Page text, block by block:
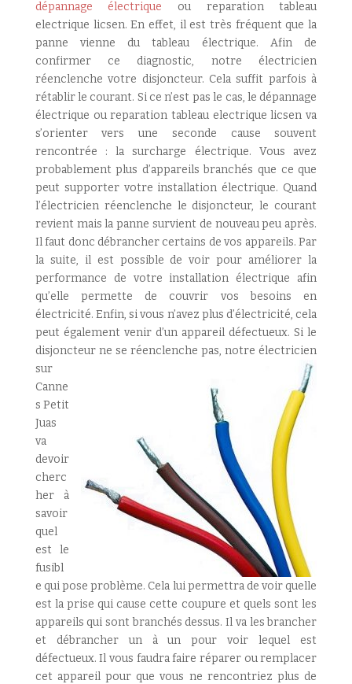
dépannage électrique ou reparation tableau
electrique licsen. En effet, il est très fréquent que la
panne vienne du tableau électrique. Afin de
confirmer ce diagnostic, notre électricien
réenclenche votre disjoncteur. Cela suffit parfois à
rétablir le courant. Si ce n’est pas le cas, le dépannage
électrique ou reparation tableau electrique licsen va
s’orienter vers une seconde cause souvent
rencontrée : la surcharge électrique. Vous avez
probablement plus d’appareils branchés que ce que
peut supporter votre installation électrique. Quand
l’électricien réenclenche le disjoncteur, le courant
revient mais la panne survient de nouveau peu après.
Il faut donc débrancher certains de vos appareils. Par
la suite, il est possible de voir pour améliorer la
performance de votre installation électrique afin
qu’elle permette de couvrir vos besoins en
électricité. Enfin, si vous n’avez plus d’électricité, cela
peut également venir d’un appareil défectueux. Si le
disjoncteur ne se réenclenche pas,notre électricien
sur
Canne
s Petit
Juas
va
devoir
cherc
her à
savoir
quel
est le
fusibl
e qui pose problème. Cela lui permettra de voir quelle
est la prise qui cause cette coupure et quels sont les
appareils qui sont branchés dessus. Il va les brancher
et débrancher un à un pour voir lequel est
défectueux. Il vous faudra faire réparer ou remplacer
cet appareil pour que vous ne rencontriez plus de